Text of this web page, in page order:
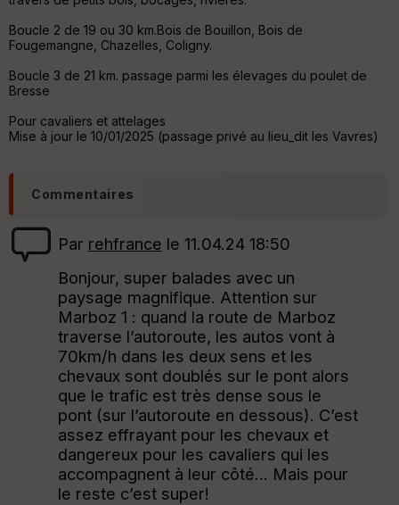
Tr
ar
en
re
Boucle 2 de 19 ou 30 km.Bois de Bouillon, Bois de
Fougemangne, Chazelles, Coligny.
Boucle 3 de 21 km. passage parmi les élevages du poulet de
Bresse
Pour cavaliers et attelages
Mise à jour le 10/01/2025 (passage privé au lieu_dit les Vavres)
Commentaires
Par rehfrance le 11.04.24 18:50
Bonjour, super balades avec un
paysage magnifique. Attention sur
Marboz 1 : quand la route de Marboz
traverse l’autoroute, les autos vont à
70km/h dans les deux sens et les
chevaux sont doublés sur le pont alors
que le trafic est très dense sous le
pont (sur l’autoroute en dessous). C’est
assez effrayant pour les chevaux et
dangereux pour les cavaliers qui les
accompagnent à leur côté… Mais pour
le reste c’est super!